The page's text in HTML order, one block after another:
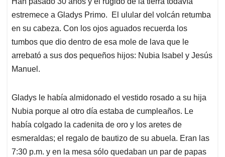
s
A
p
p
b
o
o
k
e
d
I
n
l
a
d
s
estremece a Gladys Primo. El ulular del volcán retumba
en su cabeza. Con los ojos aguados recuerda los
tumbos que dio dentro de esa mole de lava que le
arrebató a sus dos pequeños hijos: Nubia Isabel y Jesús
Manuel.
Gladys le había almidonado el vestido rosado a su hija
Nubia porque al otro día estaba de cumpleaños. Le
había colgado la cadenita de oro y los aretes de
esmeraldas; el regalo de bautizo de su abuela. Eran las
7:30 p.m. y en la mesa sólo quedaban un par de papas